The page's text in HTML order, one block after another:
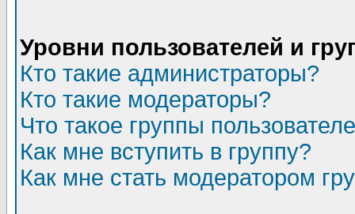
Уровни пользователей и
Кто такие администраторы?
Кто такие модераторы?
Что такое группы
Как мне вступить в группу?
Как мне стать модератором